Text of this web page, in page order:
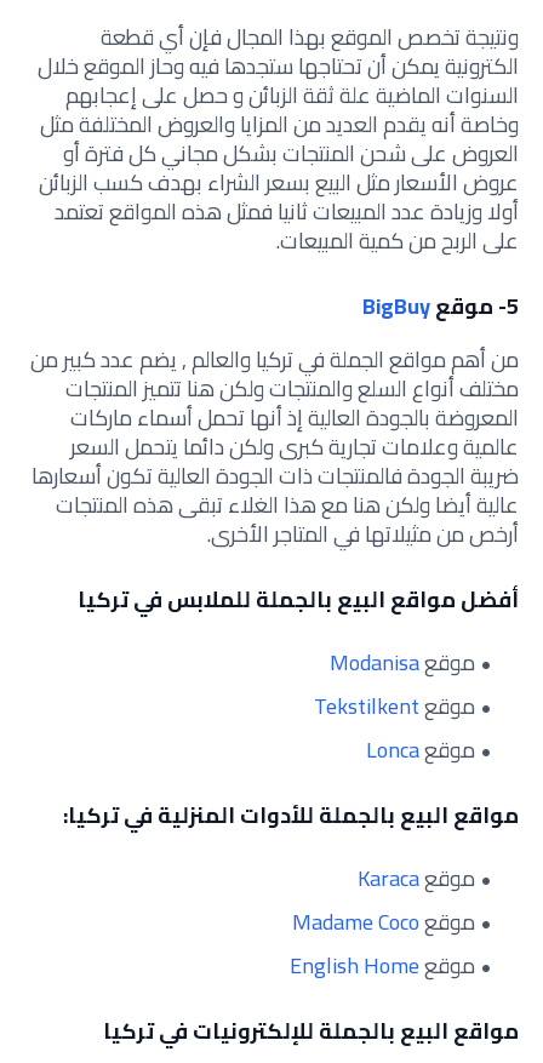
ونتيجة تخصص الموقع بهذا المجال فإن أي قطعة
الكترونية يمكن أن تحتاجها ستجدها فيه وحاز الموقع خلال
السنوات الماضية علة ثقة الزبائن و حصل على إعجابهم
وخاصة أنه يقدم العديد من المزايا والعروض المختلفة مثل
العروض على شحن المنتجات بشكل مجاني كل فترة أو
عروض الأسعار مثل البيع بسعر الشراء بهدف كسب الزبائن
أولا وزيادة عدد المبيعات ثانيا فمثل هذه المواقع تعتمد
على الربح من كمية المبيعات.
5- موقع
BigBuy
من أهم مواقع الجملة في تركيا والعالم , يضم عدد كبير من
مختلف أنواع السلع والمنتجات ولكن هنا تتميز المنتجات
المعروضة بالجودة العالية إذ أنها تحمل أسماء ماركات
عالمية وعلامات تجارية كبرى ولكن دائما يتحمل السعر
ضريبة الجودة فالمنتجات ذات الجودة العالية تكون أسعارها
عالية أيضا ولكن هنا مع هذا الغلاء تبقى هذه المنتجات
أرخص من مثيلاتها في المتاجر الأخرى.
أفضل مواقع البيع بالجملة للملابس في تركيا
موقعModanisa
موقعTekstilkent
موقعLonca
مواقع البيع بالجملة للأدوات المنزلية في تركيا:
موقعKaraca
موقعMadame Coco
موقعEnglish Home
مواقع البيع بالجملة للإلكترونيات في تركيا